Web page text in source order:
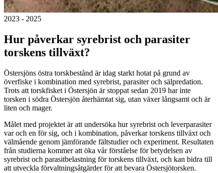
2023 - 2025
Hur påverkar syrebrist och parasiter
torskens tillväxt?
Östersjöns östra torskbestånd är idag starkt hotat på grund av
överfiske i kombination med syrebrist, parasiter och sälpredation.
Trots att torskfisket i Östersjön är stoppat sedan 2019 har inte
torsken i södra Östersjön återhämtat sig, utan växer långsamt och är
liten och mager.
Målet med projektet är att undersöka hur syrebrist och leverparasiter
var och en för sig, och i kombination, påverkar torskens tillväxt och
välmående genom jämförande fältstudier och experiment. Resultaten
från studierna kommer att öka vår förståelse för betydelsen av
syrebrist och parasitbelastning för torskens tillväxt, och kan bidra till
att utveckla förvaltningsåtgärder för att bevara Östersjötorsken.